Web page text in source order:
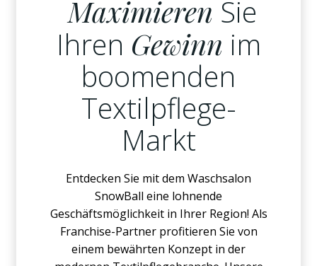
Maximieren Sie
Ihren Gewinn im
boomenden
Textilpflege-
Markt
Entdecken Sie mit dem Waschsalon
SnowBall eine lohnende
Geschäftsmöglichkeit in Ihrer Region! Als
Franchise-Partner profitieren Sie von
einem bewährten Konzept in der